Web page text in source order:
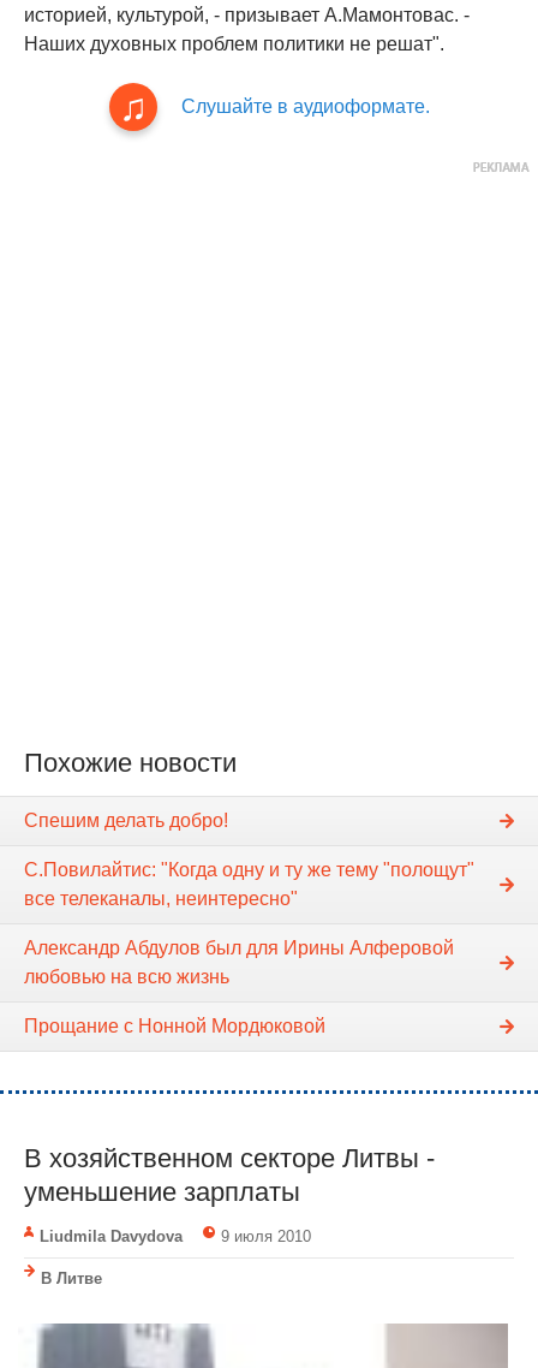
историей, культурой, - призывает А.Мамонтовас. -
Наших духовных проблем политики не решат".
Слушайте в аудиоформате.
Похожие новости
Спешим делать добро!
С.Повилайтис: "Когда одну и ту же тему "полощут"
все телеканалы, неинтересно"
Александр Абдулов был для Ирины Алферовой
любовью на всю жизнь
Прощание с Нонной Мордюковой
В хозяйственном секторе Литвы -
уменьшение зарплаты
Liudmila Davydova 9 июля 2010
В Литве